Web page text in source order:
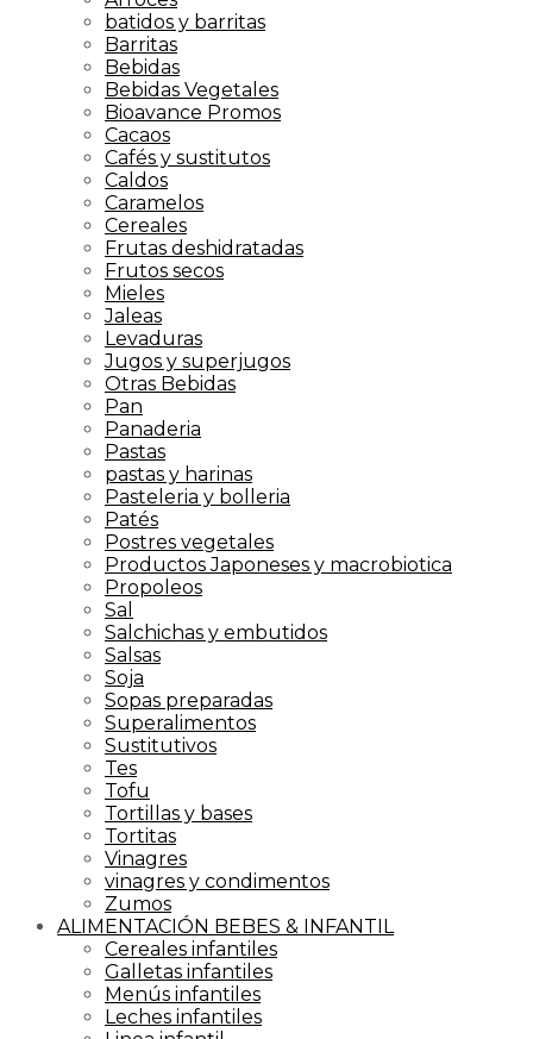
batidos y barritas
Barritas
Bebidas
Bebidas Vegetales
Bioavance Promos
Cacaos
Cafés y sustitutos
Caldos
Caramelos
Cereales
Frutas deshidratadas
Frutos secos
Mieles
Jaleas
Levaduras
Jugos y superjugos
Otras Bebidas
Pan
Panaderia
Pastas
pastas y harinas
Pasteleria y bolleria
Patés
Postres vegetales
Productos Japoneses y macrobiotica
Propoleos
Sal
Salchichas y embutidos
Salsas
Soja
Sopas preparadas
Superalimentos
Sustitutivos
Tes
Tofu
Tortillas y bases
Tortitas
Vinagres
vinagres y condimentos
Zumos
ALIMENTACIÓN BEBES & INFANTIL
Cereales infantiles
Galletas infantiles
Menús infantiles
Leches infantiles